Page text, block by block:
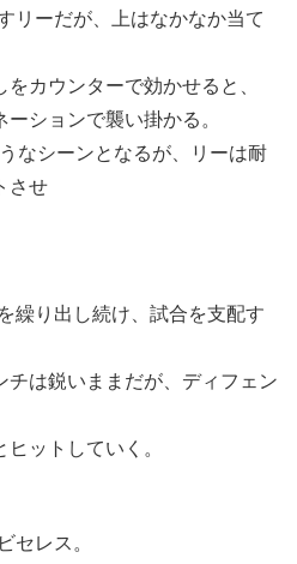
リーだが、上はなかなか当て
カウンターで効かせると、
ションで襲い掛かる。
なシーンとなるが、リーは耐
させ
繰り出し続け、試合を支配す
チは鋭いままだが、ディフェン
ットしていく。
セレス。